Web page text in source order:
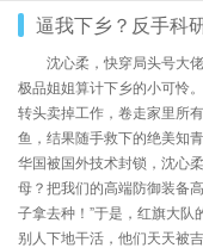
逼我下乡？反手科
沈心柔，快穿局头号大
极品姐姐算计下乡的小可怜
转头卖掉工作，卷走家里所
鱼，结果随手救下的绝美知
华国被国外技术封锁，沈心
母？把我们的高端防御装备
子拿去种！”于是，红旗大队
别人下地干活，他们天天被